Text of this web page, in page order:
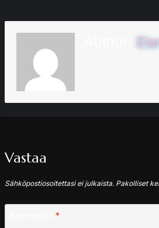
Vastaa
Sähköpostiosoitettasi ei julkaista. Pakolliset
*